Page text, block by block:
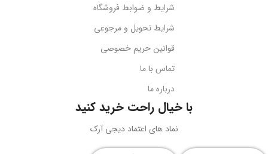
شرایط و ضوابط فروشگاه
شرایط تحویل و مرجوعی
قوانین حریم خصوصی
تماس با ما
درباره ما
با خیال راحت خرید کنید
نماد های اعتماد دیجی آرک